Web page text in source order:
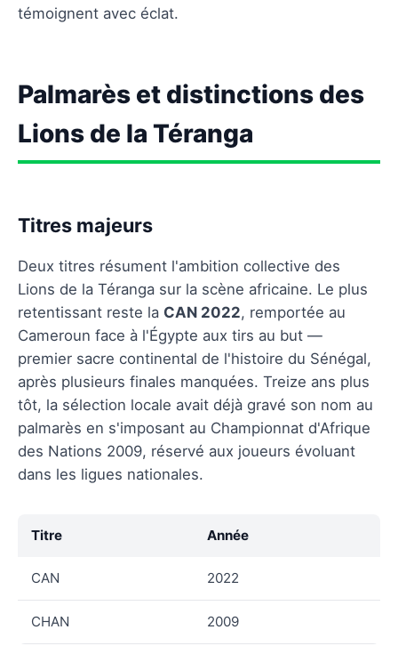
témoignent avec éclat.
Palmarès et distinctions des
Lions de la Téranga
Titres majeurs
Deux titres résument l'ambition collective des
Lions de la Téranga sur la scène africaine. Le plus
retentissant reste la CAN 2022, remportée au
Cameroun face à l'Égypte aux tirs au but —
premier sacre continental de l'histoire du Sénégal,
après plusieurs finales manquées. Treize ans plus
tôt, la sélection locale avait déjà gravé son nom au
palmarès en s'imposant au Championnat d'Afrique
des Nations 2009, réservé aux joueurs évoluant
dans les ligues nationales.
Titre Année
CAN 2022
CHAN 2009